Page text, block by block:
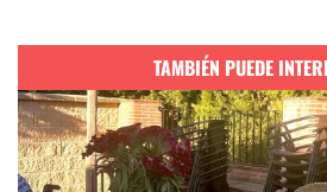
TAMBIÉN PUEDE